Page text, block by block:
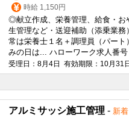
時給 1,150円
◎献立作成、栄養管理、給食・
生管理など・送迎補助（添乗業
常は栄養士１名＋調理員（パー
みの日は... ハローワーク求人番号
受理日：8月4日 有効期限：10月31
アルミサッシ施工管理 - 新着